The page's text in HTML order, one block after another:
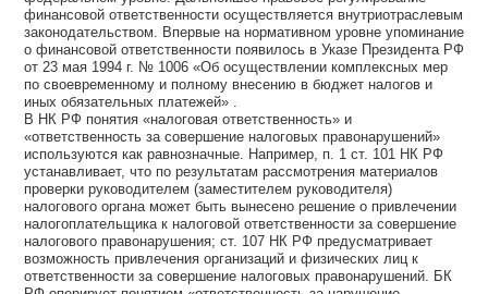
финансовой ответственности осуществляется внутриотраслевым
законодательством. Впервые на нормативном уровне упоминание
о финансовой ответственности появилось в Указе Президента РФ
от 23 мая 1994 г. № 1006 «Об осуществлении комплексных мер
по своевременному и полному внесению в бюджет налогов и
иных обязательных платежей» .
В НК РФ понятия «налоговая ответственность» и
«ответственность за совершение налоговых правонарушений»
используются как равнозначные. Например, п. 1 ст. 101 НК РФ
устанавливает, что по результатам рассмотрения материалов
проверки руководителем (заместителем руководителя)
налогового органа может быть вынесено решение о привлечении
налогоплательщика к налоговой ответственности за совершение
налогового правонарушения; ст. 107 НК РФ предусматривает
возможность привлечения организаций и физических лиц к
ответственности за совершение налоговых правонарушений. БК